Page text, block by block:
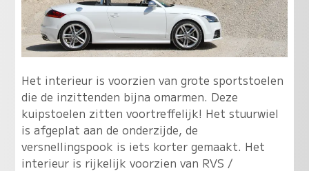
Het interieur is voorzien van grote sportstoelen
die de inzittenden bijna omarmen. Deze
kuipstoelen zitten voortreffelijk! Het stuurwiel
is afgeplat aan de onderzijde, de
versnellingspook is iets korter gemaakt. Het
interieur is rijkelijk voorzien van RVS /